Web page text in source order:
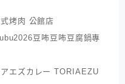
烤肉 公館店
豆咘豆咘豆腐鍋專
アエズカレー TORIAEZU